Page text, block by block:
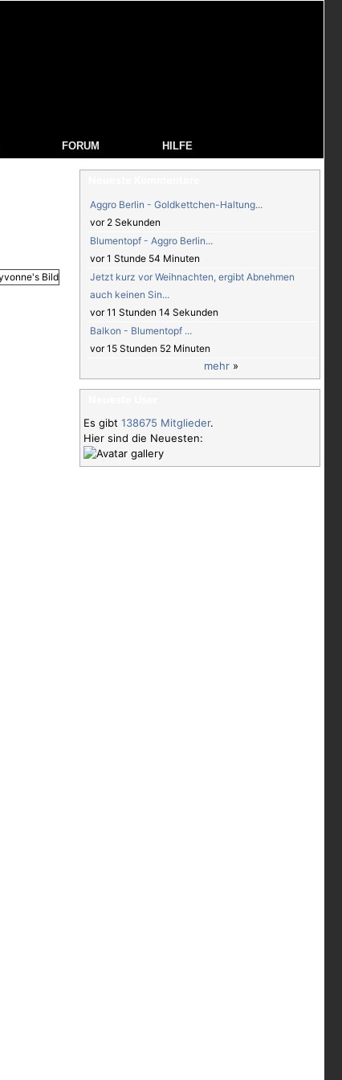
FORUM HILFE
Aggro Berlin - Goldkettchen-Haltung...
vor 2 Sekunden
Blumentopf - Aggro Berlin...
vor 1 Stunde 54 Minuten
Jetzt kurz vor Weihnachten, ergibt Abnehmen
auch keinen Sin...
vor 11 Stunden 14 Sekunden
Balkon - Blumentopf ...
vor 15 Stunden 52 Minuten
mehr »
Es gibt 138675 Mitglieder.
Hier sind die Neuesten: